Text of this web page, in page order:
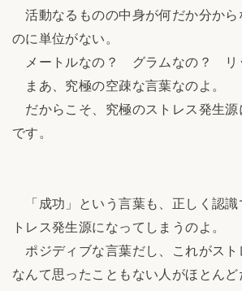
活動なるものの中身が何だか分から
のに単位がない。
メートルなの？ グラムなの？ リ
まあ、究極の空疎な言葉なのよ。
だからこそ、究極のストレス発生源
です。
「成功」という言葉も、正しく認識
トレス発生源になってしまうのよ。
ポジディブな言葉だし、これがスト
なんて思ったこともない人がほとんど